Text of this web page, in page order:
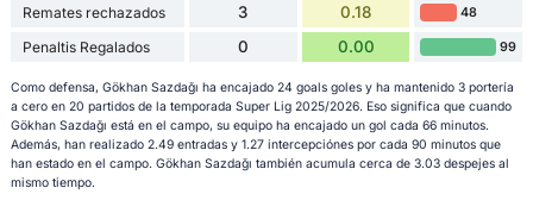
Remates rechazados 3 0.18 48
Penaltis Regalados 0 0.00 99
Como defensa, Gökhan Sazdağı ha encajado 24 goals goles y ha mantenido 3 portería
a cero en 20 partidos de la temporada Super Lig 2025/2026. Eso significa que cuando
Gökhan Sazdağı está en el campo, su equipo ha encajado un gol cada 66 minutos.
Además, han realizado 2.49 entradas y 1.27 intercepciónes por cada 90 minutos que
han estado en el campo. Gökhan Sazdağı también acumula cerca de 3.03 despejes al
mismo tiempo.